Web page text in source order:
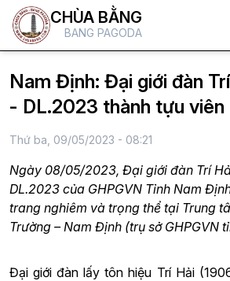
CHÙA BẰNG
BANG PAGODA
Nam Định: Đại giới đàn
- DL.2023 thành tựu viên
Thứ ba, 09/05/2023 - 08:21
Ngày 08/05/2023, Đại giới đàn Trí
DL.2023 của GHPGVN Tỉnh Nam
trang nghiêm và trọng thể tại Trung
Trường – Nam Định (trụ sở GHPGVN
Đại giới đàn lấy tôn hiệu Trí Hải